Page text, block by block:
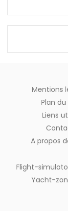
Mentions
Plan du
Liens
A propos
Flight-
Yacht-